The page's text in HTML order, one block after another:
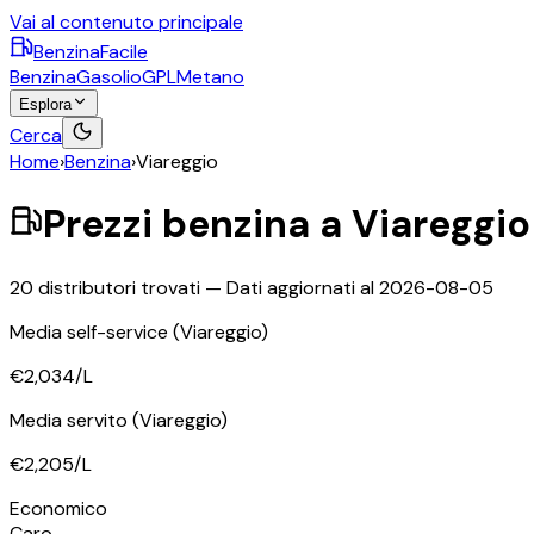
Vai al contenuto principale
BenzinaFacile
BenzinaGasolioGPLMetano
Esplora
Cerca
Home›Benzina›Viareggio
Prezzi benzina a Viareggio
20 distributori trovati — Dati aggiornati al2026-08-05
Media self-service (Viareggio)
€2,034/L
Media servito (Viareggio)
€2,205/L
Economico